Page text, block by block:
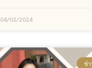
04/02/2024
ข่